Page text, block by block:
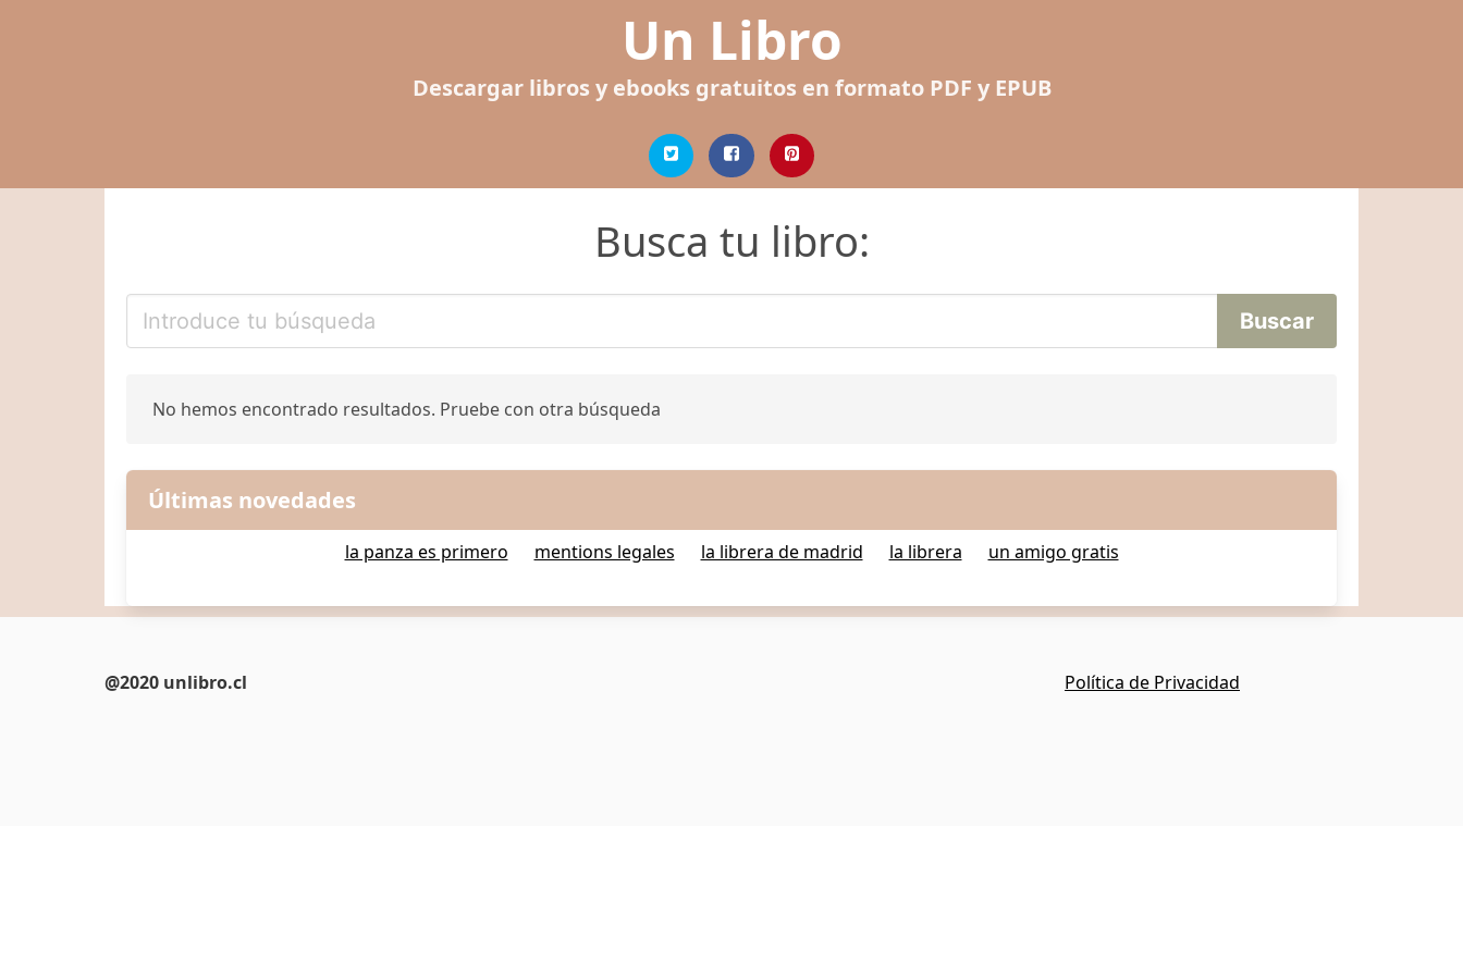
Un Libro
Descargar libros y ebooks gratuitos en formato PDF y EPUB
Busca tu libro:
No hemos encontrado resultados. Pruebe con otra búsqueda
Últimas novedades
la panza es primero mentions legales la librera de madrid la librera un amigo gratis
@2020 unlibro.cl Política de Privacidad